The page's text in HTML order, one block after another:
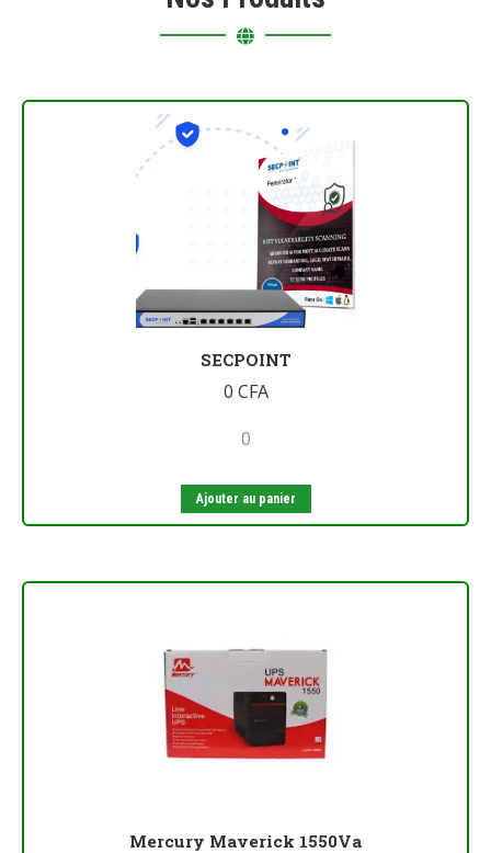
SECPOINT
0 CFA
0
Ajouter au panier
Mercury Maverick 1550Va